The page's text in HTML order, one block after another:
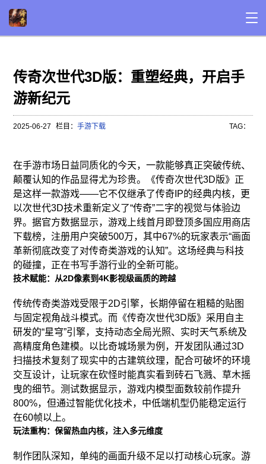
传奇次世代3D版：重塑经典，开启手
游新纪元
2025-06-27 栏目：手游下载 TAG：
在手游市场日益同质化的今天，一款能够真正突破传统、
颠覆认知的作品显得尤为珍贵。《传奇次世代3D版》正
是这样一款游戏——它不仅继承了传奇IP的经典内核，更
以次世代3D技术重新定义了“传奇”二字的视觉与体验边
界。据官方数据显示，游戏上线首月即登顶多国应用商店
下载榜，注册用户突破500万，其中67%的玩家表示“画面
革新彻底改变了对传奇类游戏的认知”。这场经典与科技
的碰撞，正在书写手游行业的全新可能。
技术赋能：从2D像素到4K影视级画质的跨越
传统传奇类游戏受限于2D引擎，长期停留在粗糙的贴图
与固定视角战斗模式。而《传奇次世代3D版》采用自主
研发的“星穹”引擎，支持动态全局光照、实时天气系统及
高精度角色建模。以比奇城场景为例，开发团队通过3D
扫描技术复刻了现实中的古建筑纹理，配合可破坏的环境
交互设计，让玩家在砍怪时能真实看到砖石飞溅、草木摇
曳的细节。测试数据显示，游戏内模型面数较前作提升
800%，但通过智能优化技术，中低端机型仍能稳定运行
在60帧以上。
玩法重构：保留热血内核，注入多元维度
制作团队深知，单纯的画面升级不足以打动核心玩家。游